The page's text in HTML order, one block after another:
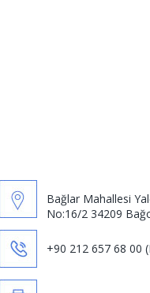
Bağlar Mahallesi
No:16/2 34209
+90 212 657 68 00